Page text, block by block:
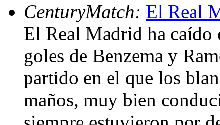
CenturyMatch: El Real
El Real Madrid ha caído
goles de Benzema y
partido en el que los
maños, muy bien